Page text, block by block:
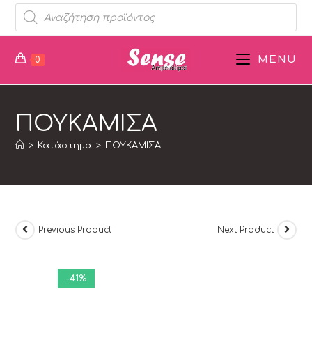
0 MENU
ΠΟΥΚΑΜΙΣΑ
> Κατάστημα > ΠΟΥΚΑΜΙΣΑ
-41%
Previous Product Next Product